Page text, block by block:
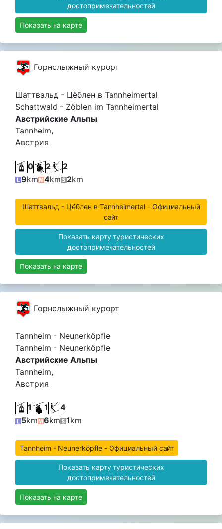
достопримечательностей
Показать на карте
Горнолыжный курорт
Шаттвальд - Цёблен в Tannheimertal
Schattwald - Zöblen im Tannheimertal
Австрийские Альпы
Tannheim,
Австрия
0 2
2
9km 4km 2km
Шаттвальд - Цёблен в Tannheimertal - Официальный
сайт
Показать карту туристических
достопримечательностей
Показать на карте
Горнолыжный курорт
Tannheim - Neunerköpfle
Tannheim - Neunerköpfle
Австрийские Альпы
Tannheim,
Австрия
1 1
4
5km 6km 1km
Tannheim - Neunerköpfle - Официальный сайт
Показать карту туристических
достопримечательностей
Показать на карте